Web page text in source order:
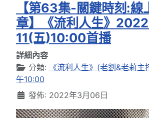
【第63集-關鍵時刻:線
章】《流利人生》
11(五)10:00首播
詳細內容
分類:
《流利人生》(老劉&老莉
午10:00
發佈: 2022年3月06日